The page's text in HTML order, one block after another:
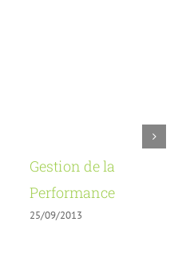
Gestion de la
Performance
25/09/2013